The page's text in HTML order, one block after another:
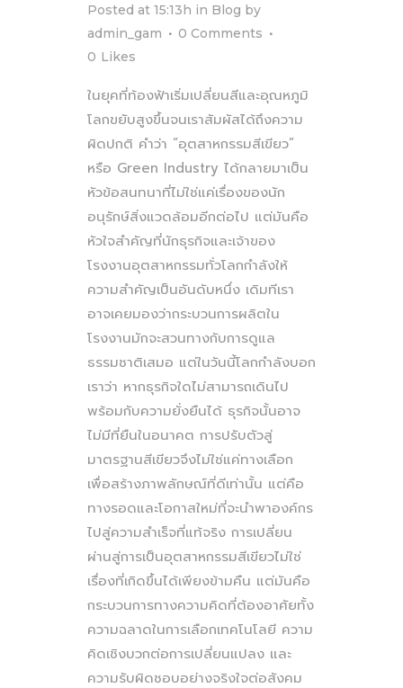
Posted at 15:13h in Blog by
admin_gam
0 Comments
0 Likes
ในยุคที่ท้องฟ้าเริ่มเปลี่ยนสีและอุณหภูมิ
โลกขยับสูงขึ้นจนเราสัมผัสได้ถึงความ
ผิดปกติ คำว่า “อุตสาหกรรมสีเขียว”
หรือ Green Industry ได้กลายมาเป็น
หัวข้อสนทนาที่ไม่ใช่แค่เรื่องของนัก
อนุรักษ์สิ่งแวดล้อมอีกต่อไป แต่มันคือ
หัวใจสำคัญที่นักธุรกิจและเจ้าของ
โรงงานอุตสาหกรรมทั่วโลกกำลังให้
ความสำคัญเป็นอันดับหนึ่ง เดิมทีเรา
อาจเคยมองว่ากระบวนการผลิตใน
โรงงานมักจะสวนทางกับการดูแล
ธรรมชาติเสมอ แต่ในวันนี้โลกกำลังบอก
เราว่า หากธุรกิจใดไม่สามารถเดินไป
พร้อมกับความยั่งยืนได้ ธุรกิจนั้นอาจ
ไม่มีที่ยืนในอนาคต การปรับตัวสู่
มาตรฐานสีเขียวจึงไม่ใช่แค่ทางเลือก
เพื่อสร้างภาพลักษณ์ที่ดีเท่านั้น แต่คือ
ทางรอดและโอกาสใหม่ที่จะนำพาองค์กร
ไปสู่ความสำเร็จที่แท้จริง การเปลี่ยน
ผ่านสู่การเป็นอุตสาหกรรมสีเขียวไม่ใช่
เรื่องที่เกิดขึ้นได้เพียงข้ามคืน แต่มันคือ
กระบวนการทางความคิดที่ต้องอาศัยทั้ง
ความฉลาดในการเลือกเทคโนโลยี ความ
คิดเชิงบวกต่อการเปลี่ยนแปลง และ
ความรับผิดชอบอย่างจริงใจต่อสังคม